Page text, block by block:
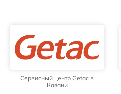
Сервисный центр Getac в
Казани